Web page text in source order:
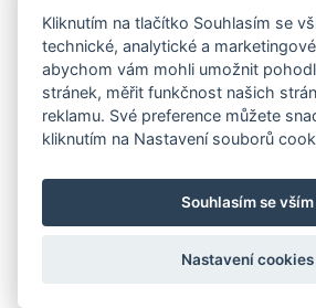
Poradna
Možnosti dopravy
Kliknutím na tlačítko Souhlasím se
technické, analytické a
abychom vám mohli umožnit
stránek, měřit funkčnost našich
reklamu. Své preference můžete
kliknutím na Nastavení souborů
Souhlasím se vším
Nastavení cookies